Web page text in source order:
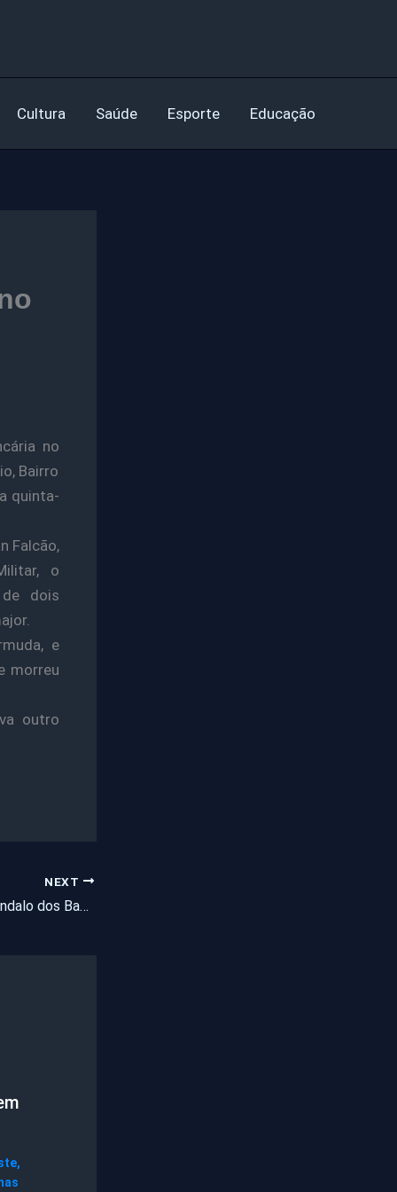
Cultura Saúde Esporte Educação
no
Bairro
quinta-
Falcão,
o
de dois
e
morreu
outro
NEXT
Envolvidos no “Escândalo dos Banheiros” em Quixadá podem ter de devolver mais de R$ 160 mil
,